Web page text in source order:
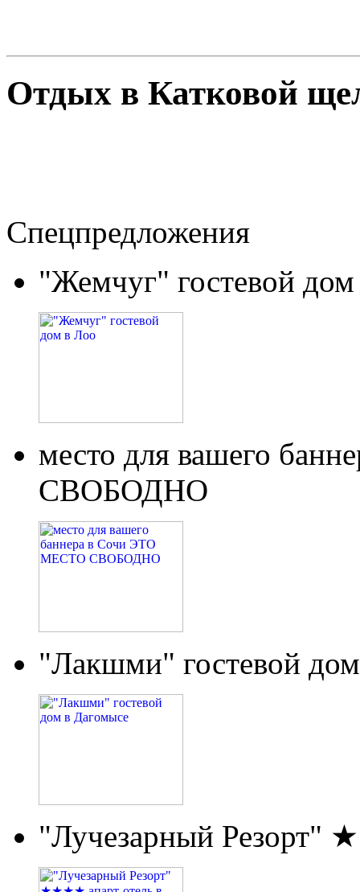
Отдых в Катковой
Спецпредложения
"Жемчуг" гостевой
место для вашего
СВОБОДНО
"Лакшми" гостевой
"Лучезарный Резорт"